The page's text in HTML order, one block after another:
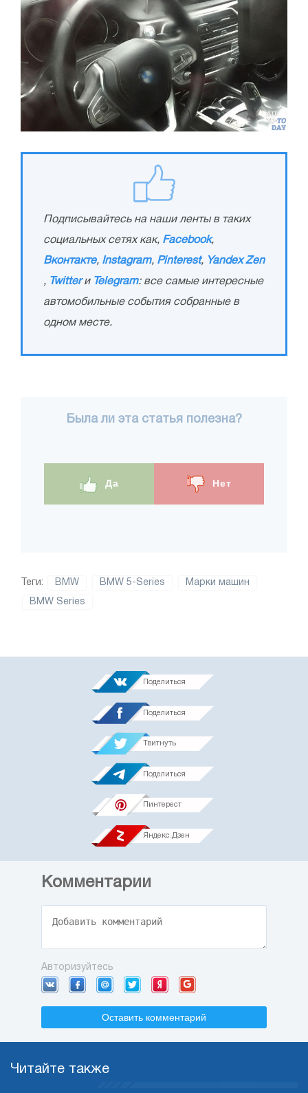
Подписывайтесь на наши ленты в таких
социальных сетях как, Facebook,
Вконтакте, Instagram, Pinterest, Yandex Zen
, Twitterи Telegram: все самые интересные
автомобильные события собранные в
одном месте.
Была ли эта статья полезна?
Да Нет
Теги: BMW BMW 5-Series Марки машин
BMW Series
Поделиться
Поделиться
Твитнуть
Поделиться
Пинтерест
Яндекс.Дзен
Комментарии
Авторизуйтесь
Оставить комментарий
Читайте также